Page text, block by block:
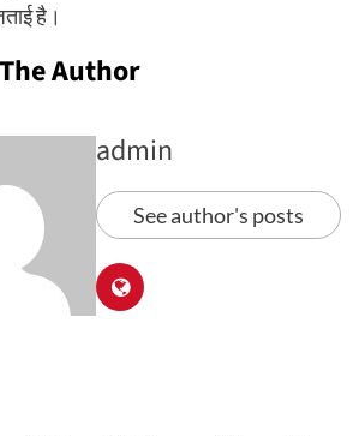
है।
Author
admin
See author's posts